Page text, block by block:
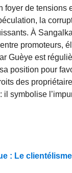
de tensions
la
À
promoteurs,
Guèye est
position pour
des
il symbolise
: Le clientélisme